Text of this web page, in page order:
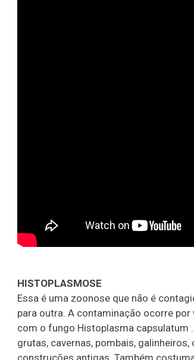
HISTOPLASMOSE
Essa é uma zoonose que não é
para outra. A contaminação ocorre
com o fungo Histoplasma capsulatum
grutas, cavernas, pombais,